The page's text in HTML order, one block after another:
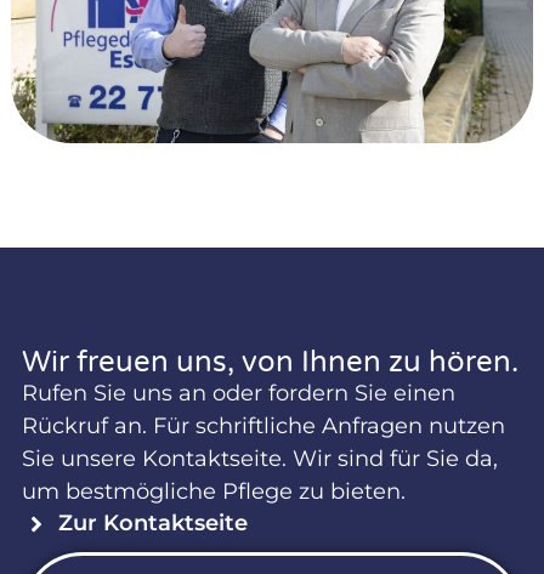
Wir freuen uns, von Ihnen zu hören.
Rufen Sie uns an oder fordern Sie einen
Rückruf an. Für schriftliche Anfragen nutzen
Sie unsere Kontaktseite. Wir sind für Sie da,
um bestmögliche Pflege zu bieten.
Zur Kontaktseite